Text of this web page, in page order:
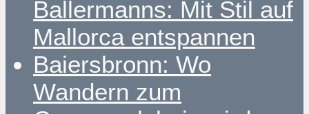
Ballermanns: Mit Stil auf
Mallorca entspannen
Baiersbronn: Wo
Wandern zum